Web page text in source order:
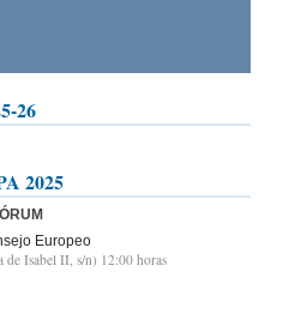
26
2025
Europeo
de Isabel II, s/n) 12:00 horas